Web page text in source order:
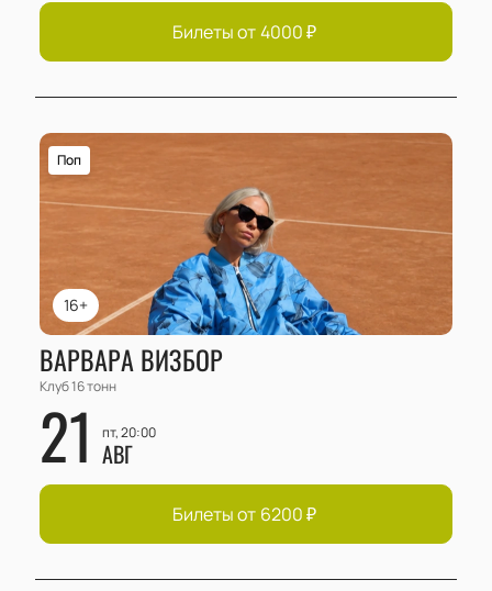
Билеты от 4000₽
16+
Поп
ВАРВАРА ВИЗБОР
Клуб 16 тонн
21 пт, 20:00
АВГ
Билеты от 6200₽